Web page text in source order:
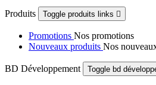
Produits Toggle produits links 
Promotions Nos promotions
Nouveaux produits Nos
BD Développement Toggle bd